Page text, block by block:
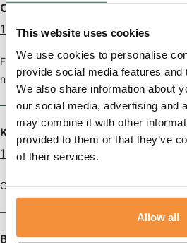
This website uses cookies
We use cookies to personalise
provide social media features and
We also share information about
our social media, advertising and
may combine it with other
provided to them or that they’ve
of their services.
Allow all
Otto en Colinda van middendorp
1 jaar geleden
Familie gecondoleerd en heel veel
nu en de komende tijd
Kim van den Brink
1 jaar geleden
Gecondoleerd, en heel veel sterkte de
Bianca en Harrie Scheepens